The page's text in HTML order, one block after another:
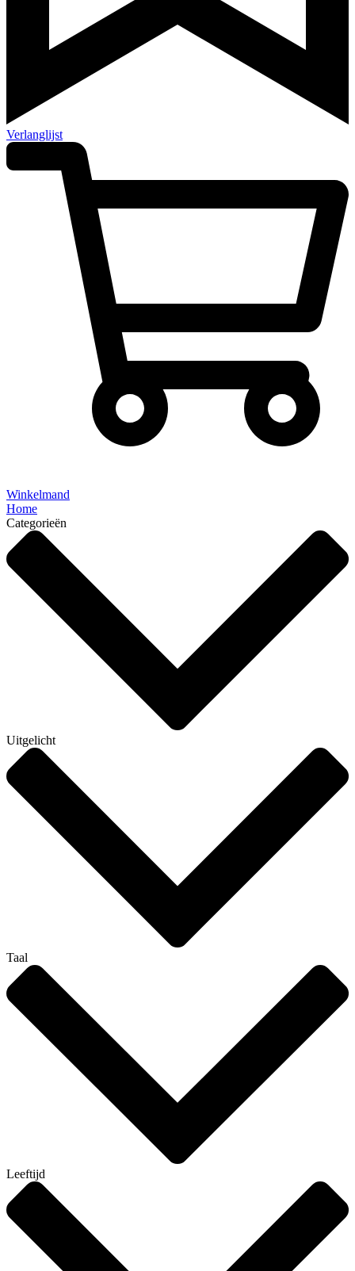
Verlanglijst
Winkelmand
Home
Categorieën
Uitgelicht
Taal
Leeftijd